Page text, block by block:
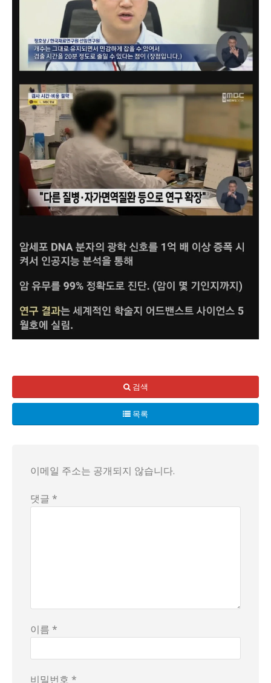
이 기술의 핵심은 ‘플라즈모닉’ 소재로, 이 소재는 암세포
이제 우리는 단순한 혈액 검사로 짧은 시간 안에 큰 심리적
검색
목록
이메일 주소는 공개되지 않습니다.
댓글 *
이름 *
비밀번호 *